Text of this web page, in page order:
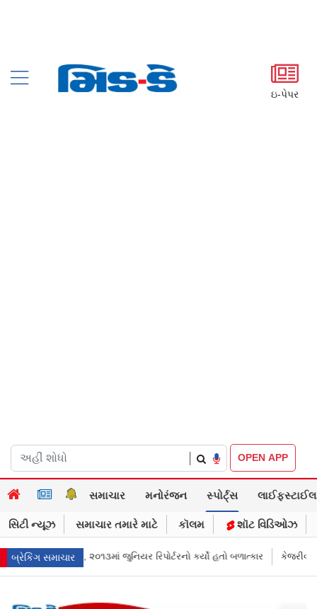
ઇ-પેપર
OPEN APP
સમાચાર મનોરંજન સ્પોર્ટ્સ લાઈફસ્ટાઈલ
સિટી ન્યૂઝ સમાચાર તમારે માટે કૉલમ શૉટ વિડિઓઝ
બ્રેકિંગ સમાચાર
કર્યો હતો બળાત્કાર કેજરીવાલનું ઇન્સ્ટાગ્રામ એકાઉન્ટ ભારતમાં